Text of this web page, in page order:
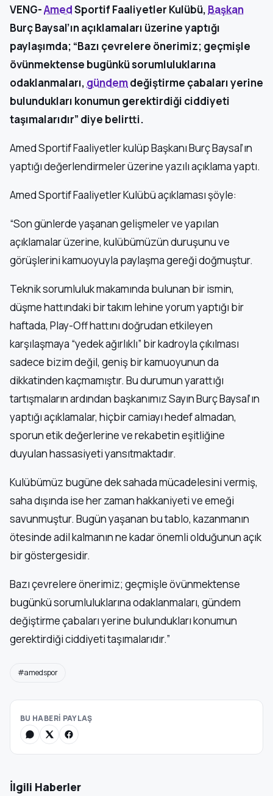
VENG-AmedSportif Faaliyetler Kulübü, Başkan
Burç Baysal’ın açıklamaları üzerine yaptığı
paylaşımda; “Bazı çevrelere önerimiz; geçmişle
övünmektense bugünkü sorumluluklarına
odaklanmaları, gündemdeğiştirme çabaları yerine
bulundukları konumun gerektirdiği ciddiyeti
taşımalarıdır” diye belirtti.
Amed Sportif Faaliyetler kulüp Başkanı Burç Baysal’ın
yaptığı değerlendirmeler üzerine yazılı açıklama yaptı.
Amed Sportif Faaliyetler Kulübü açıklaması şöyle:
“Son günlerde yaşanan gelişmeler ve yapılan
açıklamalar üzerine, kulübümüzün duruşunu ve
görüşlerini kamuoyuyla paylaşma gereği doğmuştur.
Teknik sorumluluk makamında bulunan bir ismin,
düşme hattındaki bir takım lehine yorum yaptığı bir
haftada, Play-Off hattını doğrudan etkileyen
karşılaşmaya “yedek ağırlıklı” bir kadroyla çıkılması
sadece bizim değil, geniş bir kamuoyunun da
dikkatinden kaçmamıştır. Bu durumun yarattığı
tartışmaların ardından başkanımız Sayın Burç Baysal’ın
yaptığı açıklamalar, hiçbir camiayı hedef almadan,
sporun etik değerlerine ve rekabetin eşitliğine
duyulan hassasiyeti yansıtmaktadır.
Kulübümüz bugüne dek sahada mücadelesini vermiş,
saha dışında ise her zaman hakkaniyeti ve emeği
savunmuştur. Bugün yaşanan bu tablo, kazanmanın
ötesinde adil kalmanın ne kadar önemli olduğunun açık
bir göstergesidir.
Bazı çevrelere önerimiz; geçmişle övünmektense
bugünkü sorumluluklarına odaklanmaları, gündem
değiştirme çabaları yerine bulundukları konumun
gerektirdiği ciddiyeti taşımalarıdır.”
#amedspor
BU HABERİ PAYLAŞ
İlgili Haberler